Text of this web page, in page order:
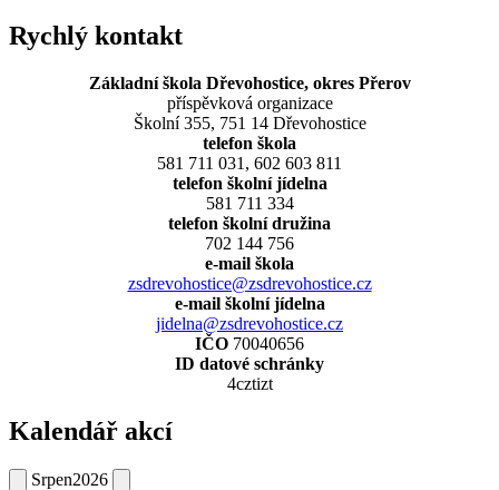
Rychlý kontakt
Základní škola Dřevohostice, okres Přerov
příspěvková organizace
Školní 355, 751 14 Dřevohostice
telefon škola
581 711 031, 602 603 811
telefon školní jídelna
581 711 334
telefon školní družina
702 144 756
e-mail škola
zsdrevohostice@zsdrevohostice.cz
e-mail školní jídelna
jidelna@zsdrevohostice.cz
IČO 70040656
ID datové schránky
4cztizt
Kalendář akcí
Srpen2026